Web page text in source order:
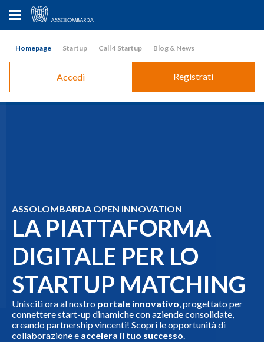
Homepage Startup Call 4 Startup Blog & News
Accedi Registrati
ASSOLOMBARDA OPEN INNOVATION
LA PIATTAFORMA
DIGITALE PER LO
STARTUP MATCHING
Unisciti ora al nostro portale innovativo, progettato per
connettere start-up dinamiche con aziende consolidate,
creando partnership vincenti! Scopri le opportunità di
collaborazione e accelera il tuo successo.